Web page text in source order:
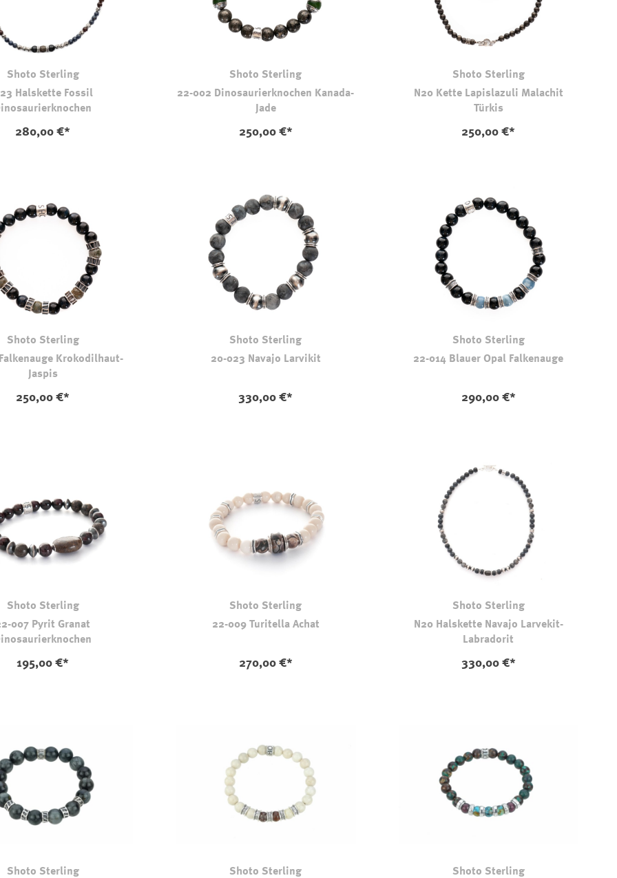
Shoto Sterling
Halskette Fossil
280,00 €*
Shoto Sterling
22-002 Dinosaurierknochen Kanada-
Jade
250,00 €*
Shoto Sterling
N20 Kette Lapislazuli Malachit
Türkis
250,00 €*
Shoto Sterling
Krokodilhaut-
Jaspis
250,00 €*
Shoto Sterling
20-023 Navajo Larvikit
330,00 €*
Shoto Sterling
22-014 Blauer Opal Falkenauge
290,00 €*
Shoto Sterling
007 Pyrit Granat
195,00 €*
Shoto Sterling
22-009 Turitella Achat
270,00 €*
Shoto Sterling
N20 Halskette Navajo Larvekit-
Labradorit
330,00 €*
Shoto Sterling Shoto Sterling Shoto Sterling